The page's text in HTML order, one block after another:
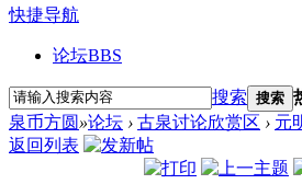
快捷导航
论坛BBS
搜索 搜索
泉币方圆 »论坛 › 古泉讨论欣赏区 › 元
返回列表